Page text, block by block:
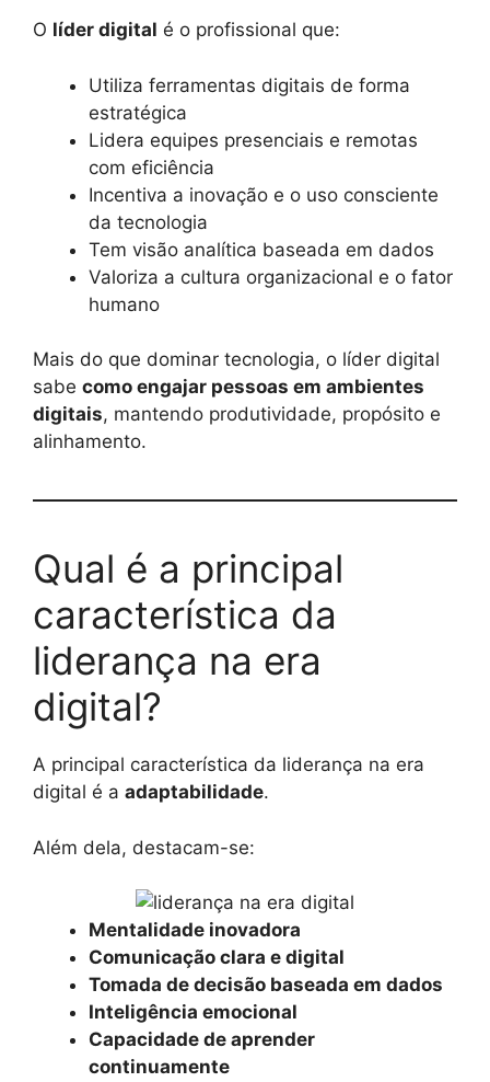
O líder digital é o profissional que:
Utiliza ferramentas digitais de forma
estratégica
Lidera equipes presenciais e remotas
com eficiência
Incentiva a inovação e o uso consciente
da tecnologia
Tem visão analítica baseada em dados
Valoriza a cultura organizacional e o fator
humano
Mais do que dominar tecnologia, o líder digital
sabe como engajar pessoas em ambientes
digitais, mantendo produtividade, propósito e
alinhamento.
Qual é a principal
característica da
liderança na era
digital?
A principal característica da liderança na era
digital é a adaptabilidade.
Além dela, destacam-se:
Mentalidade inovadora
Comunicação clara e digital
Tomada de decisão baseada em dados
Inteligência emocional
Capacidade de aprender
continuamente